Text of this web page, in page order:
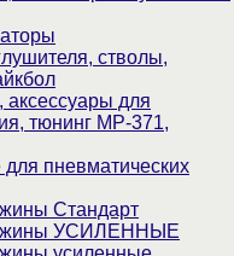
стволы,
аксессуары для
тюнинг МР-371,
пневматических
Стандарт
УСИЛЕННЫЕ